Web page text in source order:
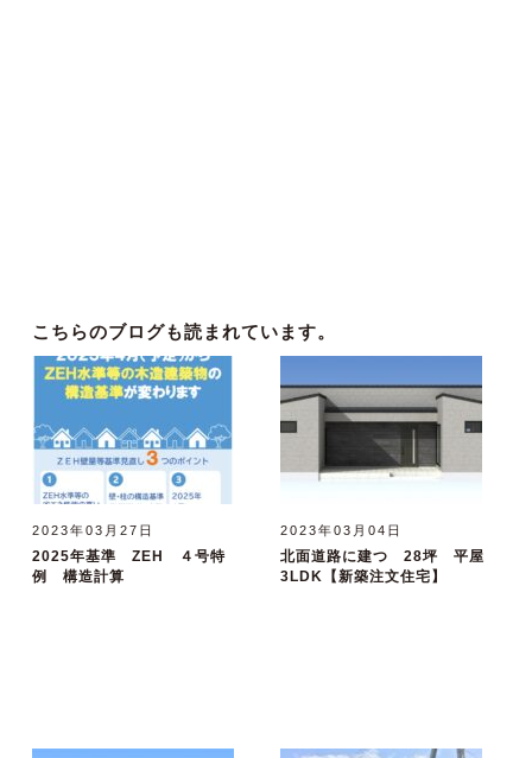
こちらのブログも読まれています。
2023年03月27日
2025年基準 ZEH ４号特
例 構造計算
2023年03月04日
北面道路に建つ 28坪 平屋
3LDK【新築注文住宅】